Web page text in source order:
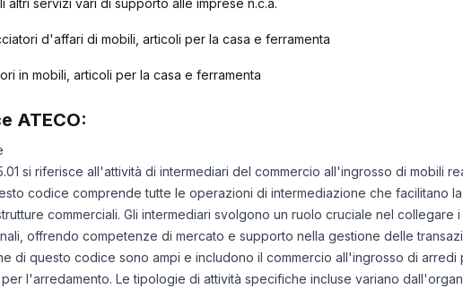
altri servizi vari di supporto alle imprese n.c.a.
d'affari di mobili, articoli per la casa e ferramenta
in mobili, articoli per la casa e ferramenta
ATECO:
si riferisce all'attività di intermediari del commercio all'ingrosso di mobili
codice comprende tutte le operazioni di intermediazione che facilitano
commerciali. Gli intermediari svolgono un ruolo cruciale nel collegare
offrendo competenze di mercato e supporto nella gestione delle
di questo codice sono ampi e includono il commercio all'ingrosso di
l'arredamento. Le tipologie di attività specifiche incluse variano